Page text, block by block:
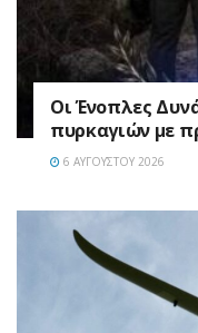
Οι Ένοπλες
πυρκαγιών με
6 ΑΥΓΟΎΣΤΟΥ 2026